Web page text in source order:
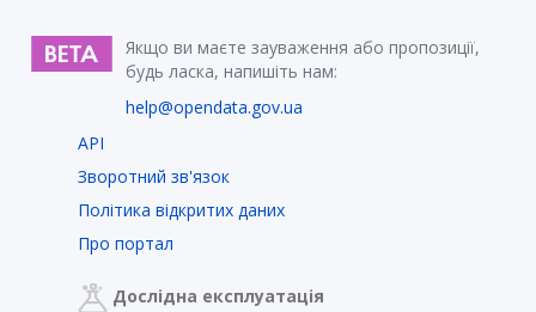
Якщо ви маєте зауваження або пропозиції,
будь ласка, напишіть нам:
help@opendata.gov.ua
API
Зворотний зв'язок
Політика відкритих даних
Про портал
Дослідна експлуатація